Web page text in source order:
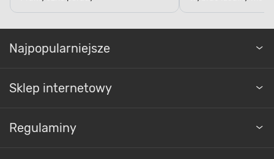
Najpopularniejsze
Sklep internetowy
Regulaminy